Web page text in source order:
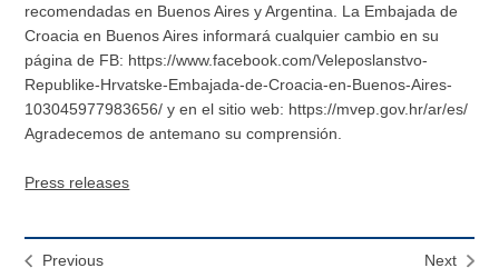
recomendadas en Buenos Aires y Argentina. La Embajada de
Croacia en Buenos Aires informará cualquier cambio en su
página de FB: https://www.facebook.com/Veleposlanstvo-
Republike-Hrvatske-Embajada-de-Croacia-en-Buenos-Aires-
103045977983656/ y en el sitio web: https://mvep.gov.hr/ar/es/
Agradecemos de antemano su comprensión.
Press releases
Previous
Next